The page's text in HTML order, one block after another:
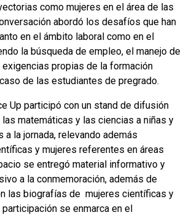
como mujeres en el área de las
abordó los desafíos que han
en el ámbito laboral como en el
la búsqueda de empleo, el manejo de
propias de la formación
de las estudiantes de pregrado.
Up participó con un stand de difusión
matemáticas y las ciencias a niñas y
la jornada, relevando además
y mujeres referentes en áreas
se entregó material informativo y
a la conmemoración, además de
las biografías de mujeres científicas y
se enmarca en el